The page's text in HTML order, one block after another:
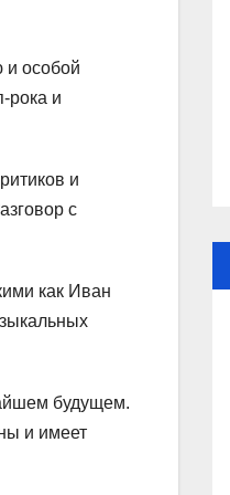
и особой
рока и
и
с
как Иван
будущем.
и имеет